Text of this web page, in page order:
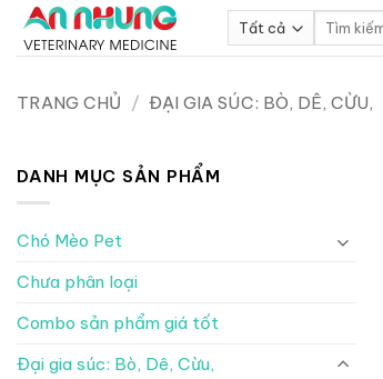
qua
dung
Tìm
kiếm:
TRANG CHỦ / ĐẠI GIA SÚC: BÒ, DÊ, CỪU,
DANH MỤC SẢN PHẨM
Chó Mèo Pet
Chưa phân loại
Combo sản phẩm giá tốt
Đại gia súc: Bò, Dê, Cừu,